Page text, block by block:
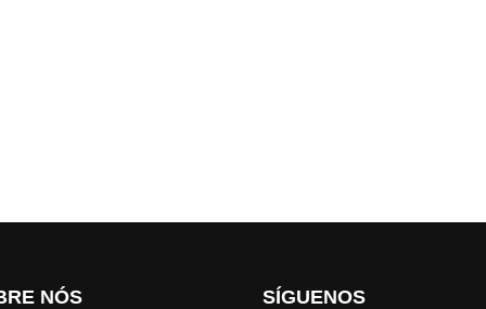
NÓS SÍGUENOS